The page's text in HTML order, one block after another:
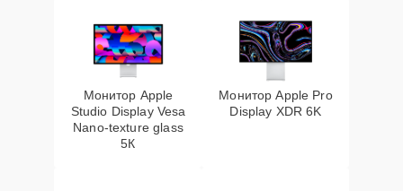
Монитор Apple
Studio Display Vesa
Nano-texture glass
5К
Монитор Apple Pro
Display XDR 6K